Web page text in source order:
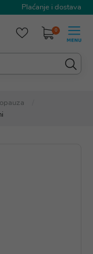
Plaćanje i dostava
0